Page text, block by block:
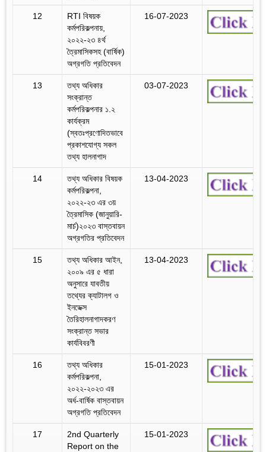
12
RTI বিষয়ক
কর্মপরিকল্পনায়,
২০২২-২৩ ৪র্থ
ত্রৈমাসিকসহ (বার্ষিক)
অগ্রগতি প্রতিবেদন
16-07-2023
13
তথ্য অধিকার
সংক্রান্ত
কর্মপরিকল্পনার ১.২
কার্যক্রম
(স্বতঃপ্রণোদিতভাবে
প্রকাশযোগ্য সকল
তথ্য হালনাগাদ
03-07-2023
14
তথ্য অধিকার বিষয়ক
কর্মপরিকল্পনা,
২০২২-২৩ এর ৩য়
ত্রৈমাসিক (জানুয়ারি-
মার্চ)২০২৩ বাস্তবায়ন
অগ্রগতির প্রতিবেদন
13-04-2023
15
তথ্য অধিকার আইন,
২০০৯ এর ৫ ধারা
অনুসারে যাবতীয়
তথ্যের ক্যাটালগ ও
ইনডেক্স
তৈরিহালনাগাদকরণ
সংক্রান্ত সভার
কার্যবিবরণী
13-04-2023
16
তথ্য অধিকার
কর্মপরিকল্পনা,
২০২২-২০২৩ এর
অর্ধ-বার্ষিক বাস্তবায়ন
অগ্রগতি প্রতিবেদন
15-01-2023
17
2nd Quarterly
Report on the
15-01-2023